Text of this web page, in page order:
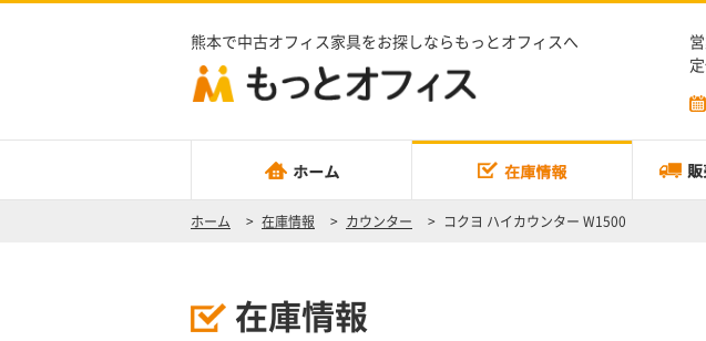
熊本で中古オフィス家具をお探しならもっとオフィスへ
ホーム > 在庫情報 > カウンター > コクヨ ハイカウンター W1500
在庫情報